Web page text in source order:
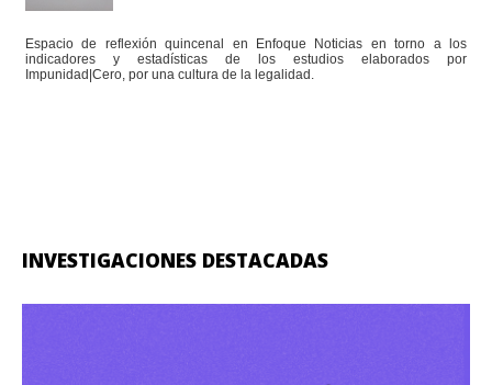
Espacio de reflexión quincenal en Enfoque Noticias en torno a los
indicadores y estadísticas de los estudios elaborados por
Impunidad|Cero, por una cultura de la legalidad.
INVESTIGACIONES DESTACADAS